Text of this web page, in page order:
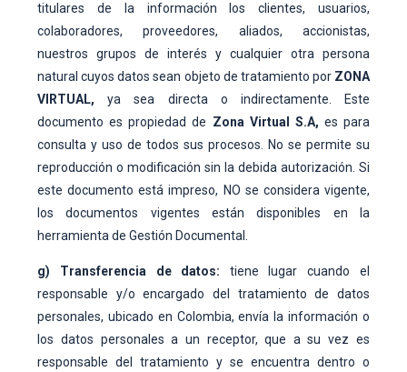
titulares de la información los clientes, usuarios,
colaboradores, proveedores, aliados, accionistas,
nuestros grupos de interés y cualquier otra persona
natural cuyos datos sean objeto de tratamiento por ZONA
VIRTUAL, ya sea directa o indirectamente. Este
documento es propiedad de Zona Virtual S.A, es para
consulta y uso de todos sus procesos. No se permite su
reproducción o modificación sin la debida autorización. Si
este documento está impreso, NO se considera vigente,
los documentos vigentes están disponibles en la
herramienta de Gestión Documental.
g) Transferencia de datos: tiene lugar cuando el
responsable y/o encargado del tratamiento de datos
personales, ubicado en Colombia, envía la información o
los datos personales a un receptor, que a su vez es
responsable del tratamiento y se encuentra dentro o